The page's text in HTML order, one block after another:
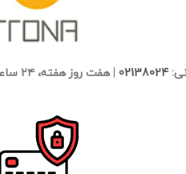
02138024
|هفت روز هفته، ۲۴ ساعت شبانه‌روز پاسخگوی شما هستیم.